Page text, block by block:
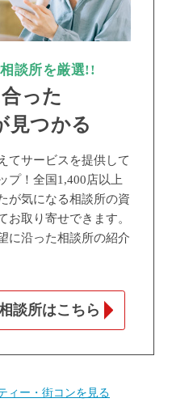
談所を厳選!!
った
見つかる
てサービスを提供して
プ！全国1,400店以上
が気になる相談所の資
お取り寄せできます。
に沿った相談所の紹介
談所はこちら
ィー・街コンを見る